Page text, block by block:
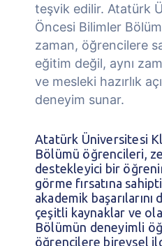
teşvik edilir. Atatürk
Öncesi Bilimler
zaman, öğrencilere
eğitim değil, aynı
ve mesleki hazırlık
deneyim sunar.
Atatürk Üniversitesi
Bölümü öğrencileri,
destekleyici bir
görme fırsatına
akademik
çeşitli kaynaklar ve
Bölümün deneyimli
öğrencilere bireysel